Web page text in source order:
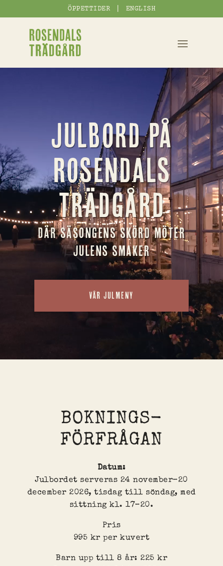
ÖPPETTIDER ENGLISH
Julbord på
Rosendals
Trädgård
Där säsongens skörd möter
julens smaker
VÅR JULMENY
BOKNINGS-
FÖRFRÅGAN
Datum:
Julbordet serveras 24 november–20
december 2026, tisdag till söndag, med
sittning kl. 17–20.
Pris
995 kr per kuvert
Barn upp till 8 år: 225 kr